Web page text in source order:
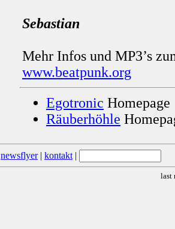
Sebastian
Mehr Infos und MP3’s
www.beatpunk.org
Egotronic Homepage
Räuberhöhle
newsflyer| kontakt |
last